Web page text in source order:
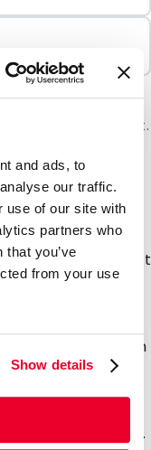
and ads, to
our traffic.
use of our site with
partners who
you’ve
from your use
Show details
lors du
au Moyen-Orient.
et
sacs en coton
sont composés
boutiques de prêt
Ils peuvent
etc Nos sacs en
vifs ou naturels et
à votre
en toute sécurité.